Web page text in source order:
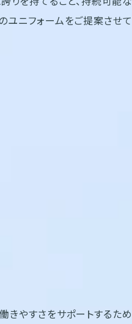
ユニフォームをご提案させて
きやすさをサポートするため